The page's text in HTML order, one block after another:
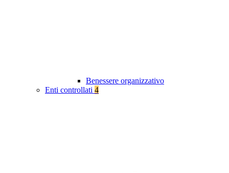
Benessere organizzativo
Enti controllati 4